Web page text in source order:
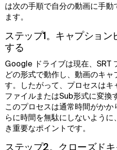
は次の手順で自分の動画に手動
ます。
ステップ1。キャプショ
する
Google ドライブは現在、SRT
どの形式で動作し、動画のキャ
す。したがって、プロセスはキ
ファイルまたはSub形式に変換
このプロセスは通常時間がかか
らに時間を無駄にしないよう
き重要なポイントです。
ステップ2。クローズド